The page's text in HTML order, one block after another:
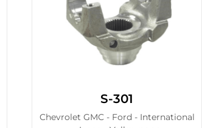
S-301
Chevrolet GMC - Ford - International